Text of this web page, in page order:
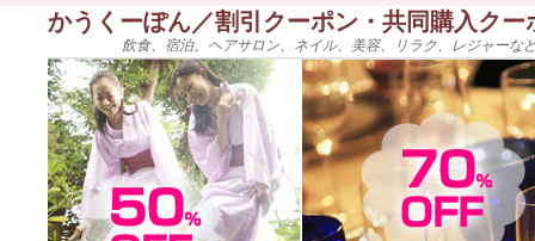
かうくーぽん／割引クーポン・共同購入ク
飲食、宿泊、ヘアサロン、ネイル、美容、リラク、レジャー